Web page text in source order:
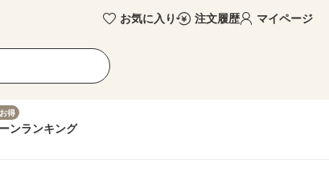
お気に入り 注文履歴 マイページ
得
ンランキング